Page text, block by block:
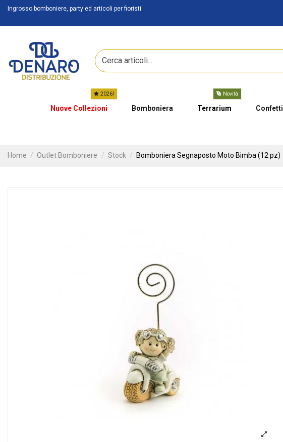
Ingrosso bomboniere, party ed articoli per fioristi
Nuove Collezioni
2026!
Bomboniera Terrarium
Novità
Confetti
Home Outlet Bomboniere Stock Bomboniera Segnaposto Moto Bimba (12 pz)